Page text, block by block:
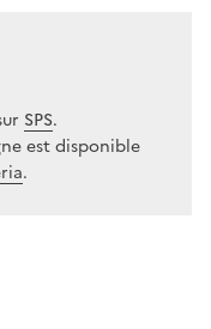
SPS.
est disponible
.